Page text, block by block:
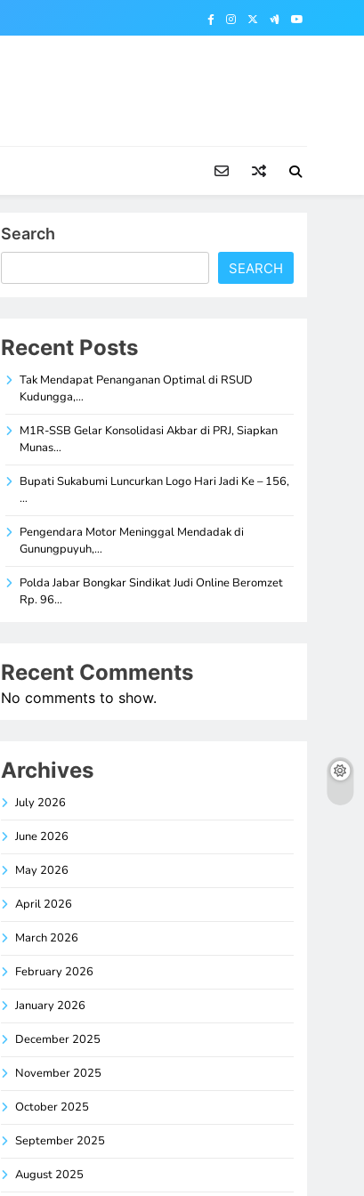
Search
SEARCH
Recent Posts
Tak Mendapat Penanganan Optimal di RSUD
Kudungga,…
M1R-SSB Gelar Konsolidasi Akbar di PRJ, Siapkan
Munas…
Bupati Sukabumi Luncurkan Logo Hari Jadi Ke – 156,
…
Pengendara Motor Meninggal Mendadak di
Gunungpuyuh,…
Polda Jabar Bongkar Sindikat Judi Online Beromzet
Rp. 96…
Recent Comments
No comments to show.
Archives
July 2026
June 2026
May 2026
April 2026
March 2026
February 2026
January 2026
December 2025
November 2025
October 2025
September 2025
August 2025